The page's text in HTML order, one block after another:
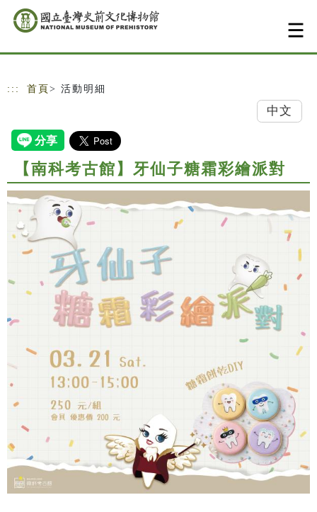
跳到主要內容
網站導覽
::: 首頁 > 活動明細
中文
【南科考古館】牙仙子糖霜彩繪派對